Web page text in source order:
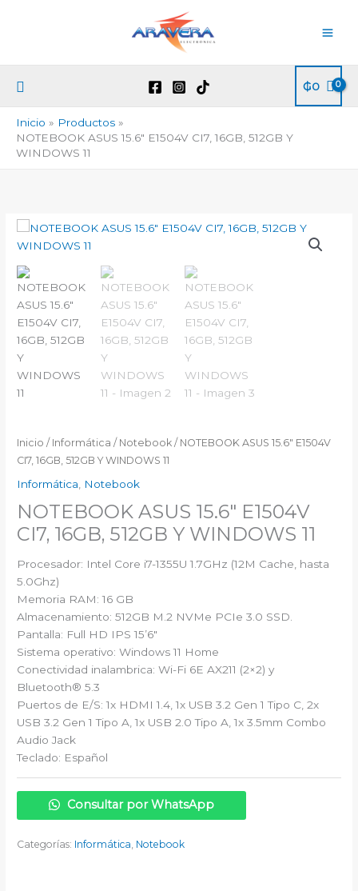
Buscar ₲0
Inicio
Productos
NOTEBOOK ASUS 15.6″ E1504V CI7, 16GB, 512GB Y
WINDOWS 11
Inicio / Informática / Notebook / NOTEBOOK ASUS 15.6″ E1504V
CI7, 16GB, 512GB Y WINDOWS 11
Informática, Notebook
NOTEBOOK ASUS 15.6″ E1504V
CI7, 16GB, 512GB Y WINDOWS 11
Procesador: Intel Core i7-1355U 1.7GHz (12M Cache, hasta
5.0Ghz)
Memoria RAM: 16 GB
Almacenamiento: 512GB M.2 NVMe PCIe 3.0 SSD.
Pantalla: Full HD IPS 15’6″
Sistema operativo: Windows 11 Home
Conectividad inalambrica: Wi-Fi 6E AX211 (2×2) y
Bluetooth® 5.3
Puertos de E/S: 1x HDMI 1.4, 1x USB 3.2 Gen 1 Tipo C, 2x
USB 3.2 Gen 1 Tipo A, 1x USB 2.0 Tipo A, 1x 3.5mm Combo
Audio Jack
Teclado: Español
Consultar por WhatsApp
Categorías: Informática, Notebook